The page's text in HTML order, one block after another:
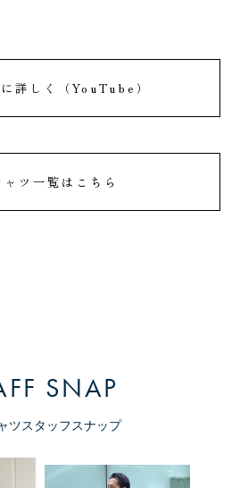
詳しく（YouTube）
ャツ一覧はこちら
SNAP
ツスタッフスナップ